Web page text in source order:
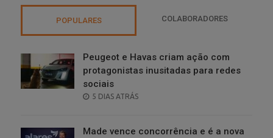
POPULARES COLABORADORES
Peugeot e Havas criam ação com
protagonistas inusitadas para redes
sociais
POSTED
5 DIAS ATRÁS
Made vence concorrência e é a nova